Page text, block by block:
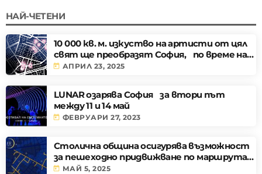
НАЙ-ЧЕТЕНИ
10 000 кв. м. изкуство на артисти от цял
свят ще преобразят София, по време на
Фестивала на светлините LUNAR
today АПРИЛ 23, 2025
LUNAR озарява София за втори път
между 11 и 14 май
today ФЕВРУАРИ 27, 2023
Столична община осигурява възможност
за пешеходно придвижване по маршрута
на LUNAR
today МАЙ 5, 2025